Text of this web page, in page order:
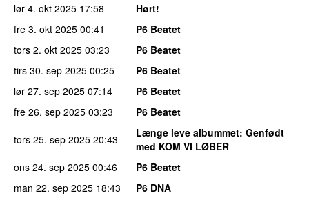
lør 4. okt 2025 17:58
Hørt!
fre 3. okt 2025 00:41
P6 Beatet
tors 2. okt 2025 03:23
P6 Beatet
tirs 30. sep 2025 00:25
P6 Beatet
lør 27. sep 2025 07:14
P6 Beatet
fre 26. sep 2025 03:23
P6 Beatet
tors 25. sep 2025 20:43 Længe leve albummet: Genfødt
med KOM VI LØBER
ons 24. sep 2025 00:46
P6 Beatet
man 22. sep 2025 18:43
P6 DNA